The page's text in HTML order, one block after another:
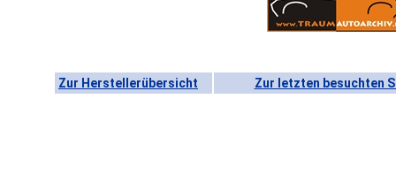
Zur Herstellerübersicht Zur letzten besuchten